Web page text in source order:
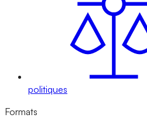
politiques
Formats